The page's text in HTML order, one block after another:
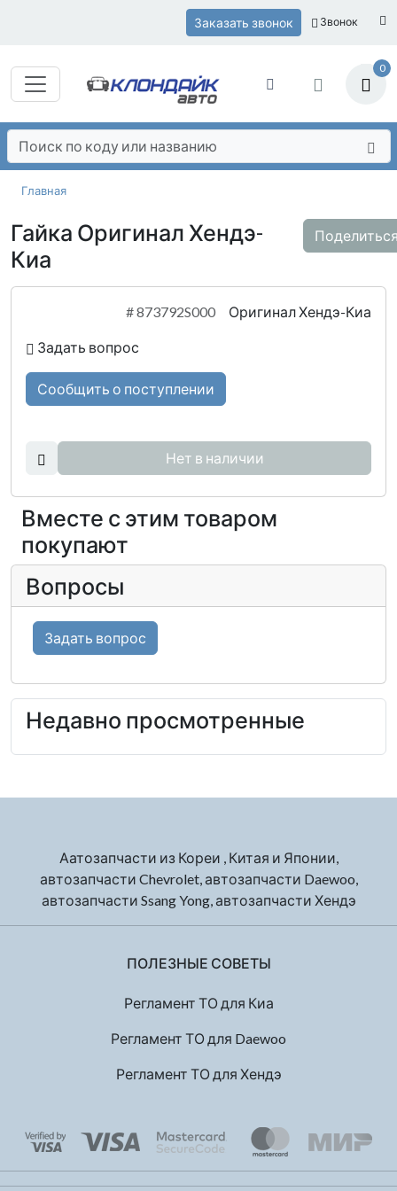
Заказать звонок Звонок
0
Главная
Гайка Оригинал Хендэ-
Киа
#873792S000 Оригинал Хендэ-Киа
Задать вопрос
Сообщить о поступлении
Нет в наличии
Вместе с этим товаром
покупают
Вопросы
Задать вопрос
Недавно просмотренные
Аатозапчасти из Кореи , Китая и Японии,
автозапчасти Chevrolet, автозапчасти Daewoo,
автозапчасти Ssang Yong, автозапчасти Хендэ
ПОЛЕЗНЫЕ СОВЕТЫ
Регламент ТО для Киа
Регламент ТО для Daewoo
Регламент ТО для Хендэ